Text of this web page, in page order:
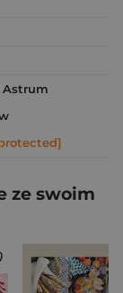
ze swoim